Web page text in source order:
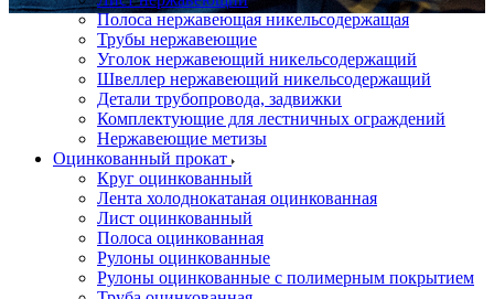
Полоса нержавеющая никельсодержащая
Трубы нержавеющие
Уголок нержавеющий никельсодержащий
Швеллер нержавеющий никельсодержащий
Детали трубопровода, задвижки
Комплектующие для лестничных ограждений
Нержавеющие метизы
Оцинкованный прокат
Круг оцинкованный
Лента холоднокатаная оцинкованная
Лист оцинкованный
Полоса оцинкованная
Рулоны оцинкованные
Рулоны оцинкованные с полимерным покрытием